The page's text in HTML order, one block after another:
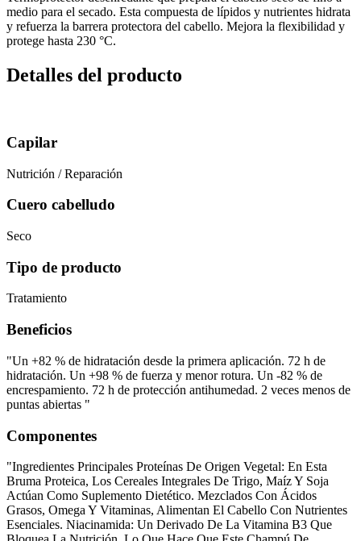
medio para el secado. Esta compuesta de lípidos y nutrientes hidrata
y refuerza la barrera protectora del cabello. Mejora la flexibilidad y
protege hasta 230 °C.
Detalles del producto
Capilar
Nutrición / Reparación
Cuero cabelludo
Seco
Tipo de producto
Tratamiento
Beneficios
"Un +82 % de hidratación desde la primera aplicación. 72 h de
hidratación. Un +98 % de fuerza y menor rotura. Un -82 % de
encrespamiento. 72 h de protección antihumedad. 2 veces menos de
puntas abiertas "
Componentes
"Ingredientes Principales Proteínas De Origen Vegetal: En Esta
Bruma Proteica, Los Cereales Integrales De Trigo, Maíz Y Soja
Actúan Como Suplemento Dietético. Mezclados Con Ácidos
Grasos, Omega Y Vitaminas, Alimentan El Cabello Con Nutrientes
Esenciales. Niacinamida: Un Derivado De La Vitamina B3 Que